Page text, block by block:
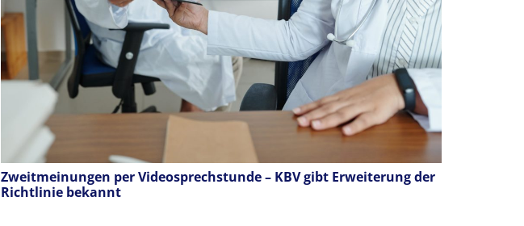
Zweitmeinungen per Videosprechstunde – KBV gibt Erweiterung der
Richtlinie bekannt